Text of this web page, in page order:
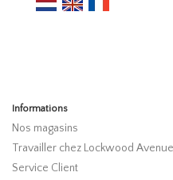
Informations
Nos magasins
Travailler chez Lockwood Avenue
Service Client